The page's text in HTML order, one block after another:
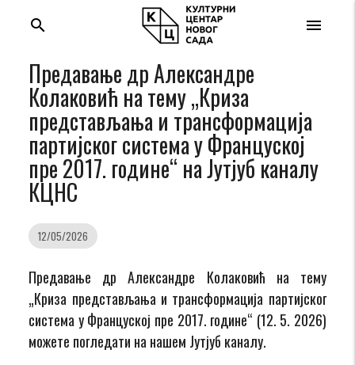
menu
search
Предавање др Александре
Колаковић на тему „Криза
представљања и трансформација
партијског система у Француској
пре 2017. године“ на Јутјуб каналу
КЦНС
12/05/2026
Предавање др Александре Колаковић на тему
„Криза представљања и трансформација партијског
система у Француској пре 2017. године“ (12. 5. 2026)
можете погледати на нашем Јутјуб каналу.